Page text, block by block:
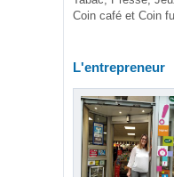
Coin café et Coin
L'entrepreneur